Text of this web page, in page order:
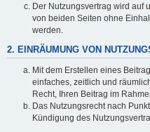
Der Nutzungsvertrag wird auf
von beiden Seiten ohne
werden.
2. EINRÄUMUNG VON
Mit dem Erstellen eines
einfaches, zeitlich und
Recht, Ihren Beitrag im
Das Nutzungsrecht nach
Kündigung des